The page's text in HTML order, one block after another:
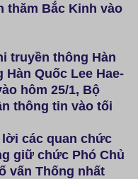
thăm Bắc Kinh vào
truyền thông Hàn
Quốc Lee Hae-
hôm 25/1, Bộ
thông tin vào tối
lời các quan chức
giữ chức Phó Chủ
vấn Thống nhất